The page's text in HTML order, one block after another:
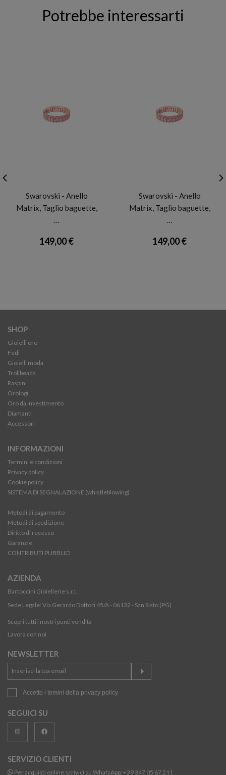
Potrebbe interessarti
Swarovski - Anello
Matrix, Taglio baguette,
…
149,00 €
Swarovski - Anello
Matrix, Taglio baguette,
…
149,00 €
SHOP
Gioielli oro
Fedi
Gioielli moda
Trollbeads
Raspini
Orologi
Oro da investimento
Diamanti
Accessori
INFORMAZIONI
Termini e condizioni
Privacy policy
Cookie policy
SISTEMA DI SEGNALAZIONE (whistleblowing)
Metodi di pagamento
Metodi di spedizione
Diritto di recesso
Garanzie
CONTRIBUTI PUBBLICI
AZIENDA
Bartoccini Gioiellerie s.r.l.
Sede Legale: Via Gerardo Dottori 45/A - 06132 - San Sisto (PG)
Scopri tutti i nostri punti vendita
Lavora con noi
NEWSLETTER
Accetto i temini della privacy policy
SEGUICI SU
SERVIZIO CLIENTI
Per acquisti online scrivici su WhatsApp: +39 347 05 67 211